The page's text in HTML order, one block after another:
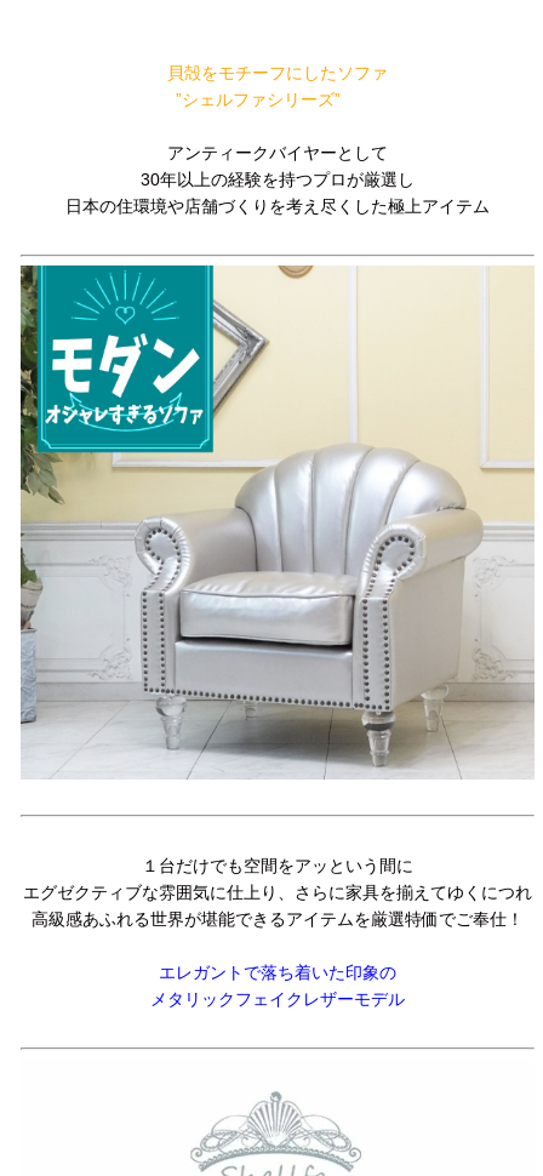
貝殻をモチーフにしたソファ
”シェルファシリーズ”
アンティークバイヤーとして
30年以上の経験を持つプロが厳選し
日本の住環境や店舗づくりを考え尽くした極上アイテム
１台だけでも空間をアッという間に
エグゼクティブな雰囲気に仕上り、さらに家具を揃えてゆくにつれ
高級感あふれる世界が堪能できるアイテムを厳選特価でご奉仕！
エレガントで落ち着いた印象の
メタリックフェイクレザーモデル